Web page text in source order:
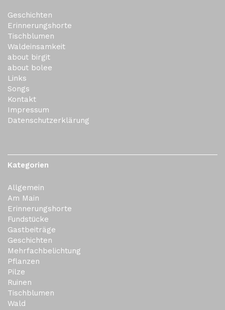
Geschichten
Erinnerungshorte
Tischblumen
Waldeinsamkeit
about birgit
about bolee
Links
Songs
Kontakt
Impressum
Datenschutzerklärung
Kategorien
Allgemein
Am Main
Erinnerungshorte
Fundstücke
Gastbeiträge
Geschichten
Mehrfachbelichtung
Pflanzen
Pilze
Ruinen
Tischblumen
Wald